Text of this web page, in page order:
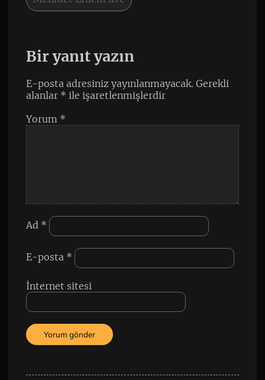
Bir yanıt yazın
E-posta adresiniz yayınlanmayacak. Gerekli
alanlar * ile işaretlenmişlerdir
Yorum *
Ad *
E-posta *
İnternet sitesi